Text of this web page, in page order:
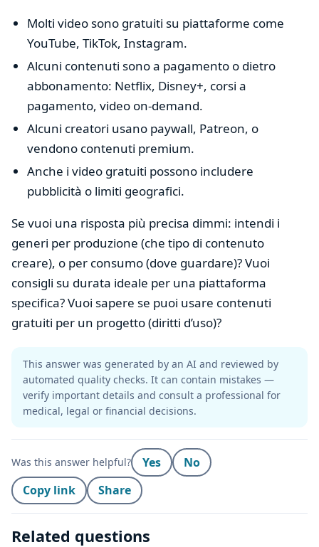
Molti video sono gratuiti su piattaforme come
YouTube, TikTok, Instagram.
Alcuni contenuti sono a pagamento o dietro
abbonamento: Netflix, Disney+, corsi a
pagamento, video on-demand.
Alcuni creatori usano paywall, Patreon, o
vendono contenuti premium.
Anche i video gratuiti possono includere
pubblicità o limiti geografici.
Se vuoi una risposta più precisa dimmi: intendi i
generi per produzione (che tipo di contenuto
creare), o per consumo (dove guardare)? Vuoi
consigli su durata ideale per una piattaforma
specifica? Vuoi sapere se puoi usare contenuti
gratuiti per un progetto (diritti d’uso)?
This answer was generated by an AI and reviewed by
automated quality checks. It can contain mistakes —
verify important details and consult a professional for
medical, legal or financial decisions.
Was this answer helpful? Yes
No
Copy link
Share
Related questions